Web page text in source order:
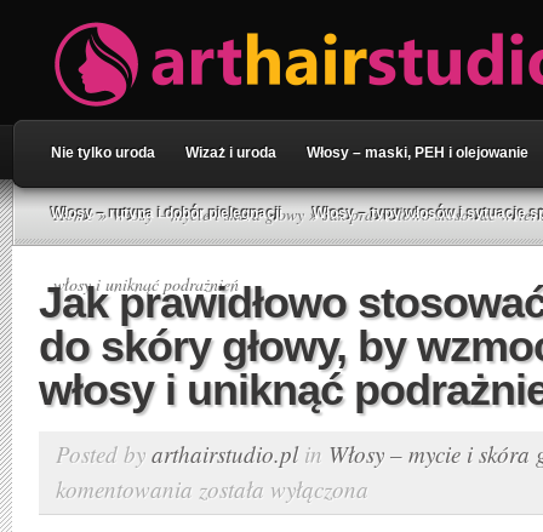
Nie tylko uroda Wizaż i uroda Włosy – maski, PEH i olejowanie
Włosy – rutyna i dobór pielęgnacji Włosy – typy włosów i sytuacje
Home»Włosy – mycie i skóra głowy» Jak prawidłowo stosować
włosy i uniknąć podrażnień
Jak prawidłowo
do skóry głowy, by
włosy i uniknąć
Posted by arthairstudio.plin Włosy – mycie i skóra
komentowania Jak
prawidłowo
została wyłączona